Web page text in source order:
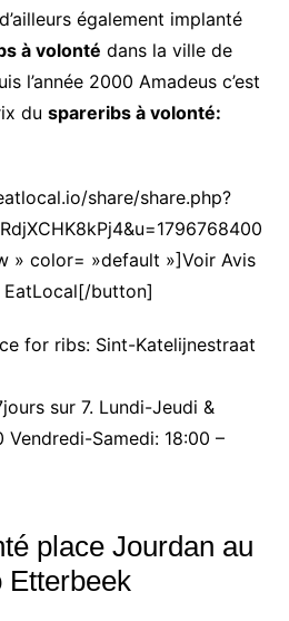
également implanté
à volonté dans la ville de
l’année 2000 Amadeus c’est
du spareribs à volonté:
share/share.php?
» color= »default »]Voir Avis
EatLocal[/button]
for ribs: Sint-Katelijnestraat
sur 7. Lundi-Jeudi &
Vendredi-Samedi: 18:00 –
place Jourdan au
Etterbeek